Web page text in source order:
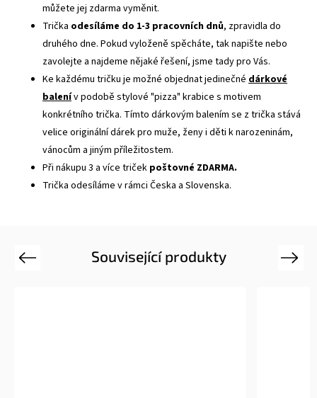
můžete jej zdarma vyměnit.
Trička odesíláme do 1-3 pracovních dnů, zpravidla do
druhého dne. Pokud vyloženě spěcháte, tak napište nebo
zavolejte a najdeme nějaké řešení, jsme tady pro Vás.
Ke každému tričku je možné objednat jedinečné dárkové
balenív podobě stylové "pizza" krabice s motivem
konkrétního trička. Tímto dárkovým balením se z trička stává
velice originální dárek pro muže, ženy i děti k narozeninám,
vánocům a jiným příležitostem.
Při nákupu 3 a více triček poštovné ZDARMA.
Trička odesíláme v rámci Česka a Slovenska.
Související produkty
Previous Next